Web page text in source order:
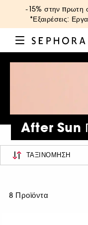
-15% στην πρωτη
*Εξαιρέσεις:
After Sun
ΤΑΞΙΝΌΜΗΣΗ
8 Προϊόντα